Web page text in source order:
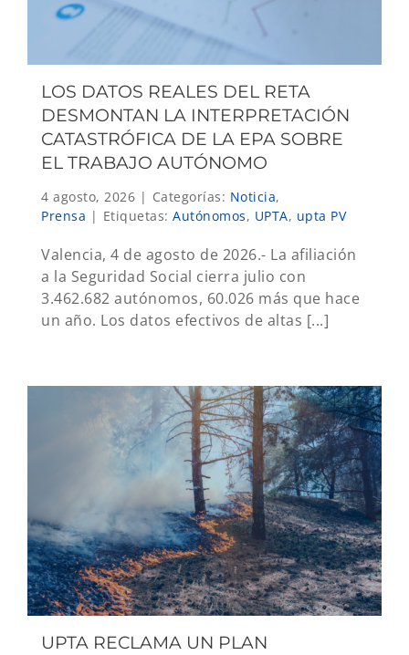
LOS DATOS REALES DEL RETA
DESMONTAN LA INTERPRETACIÓN
CATASTRÓFICA DE LA EPA SOBRE
EL TRABAJO AUTÓNOMO
4 agosto, 2026 | Categorías: Noticia,
Prensa | Etiquetas: Autónomos, UPTA, upta PV
Valencia, 4 de agosto de 2026.- La afiliación
a la Seguridad Social cierra julio con
3.462.682 autónomos, 60.026 más que hace
un año. Los datos efectivos de altas [...]
UPTA RECLAMA UN PLAN